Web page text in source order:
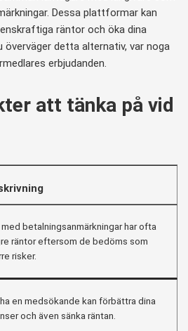
Dessa plattformar kan
räntor och öka dina
överväger detta alternativ, var noga
erbjudanden.
att tänka på vid
med betalningsanmärkningar har ofta
räntor eftersom de bedöms som
risker.
en medsökande kan förbättra dina
och även sänka räntan.